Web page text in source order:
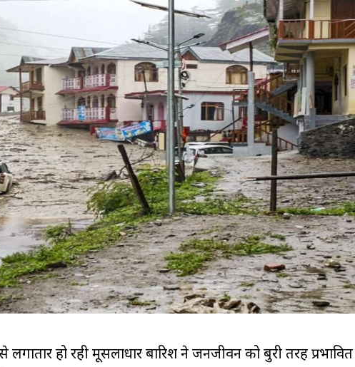
लगातार हो रही मूसलाधार बारिश ने जनजीवन को बुरी तरह प्रभावित